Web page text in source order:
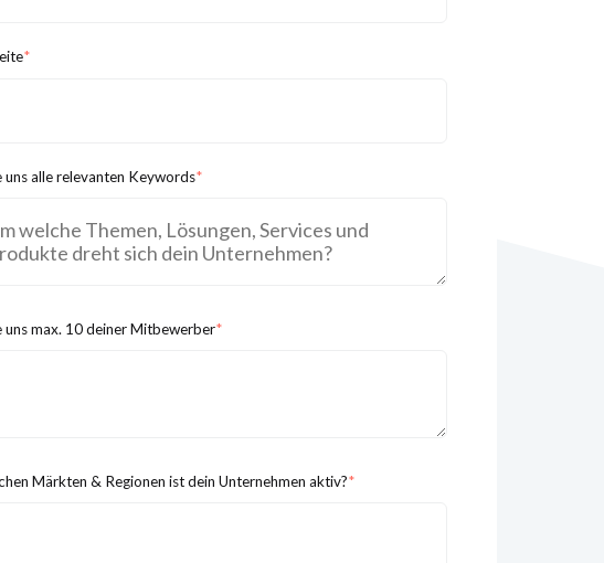
*
uns alle relevanten Keywords*
uns max. 10 deiner Mitbewerber*
Märkten & Regionen ist dein Unternehmen aktiv?*